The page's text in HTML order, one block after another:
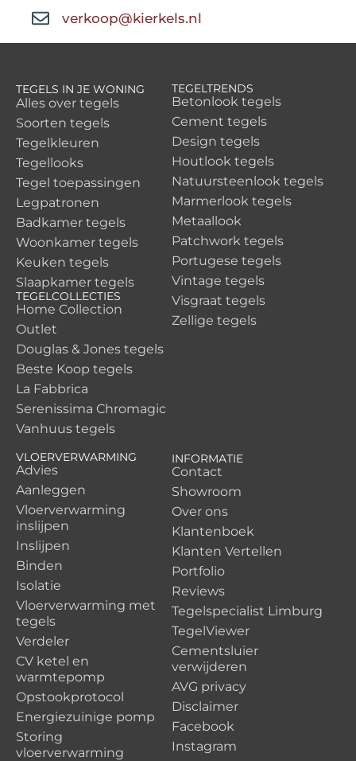
verkoop@kierkels.nl
TEGELS IN JE WONING
Alles over tegels
Soorten tegels
Tegelkleuren
Tegellooks
Tegel toepassingen
Legpatronen
Badkamer tegels
Woonkamer tegels
Keuken tegels
Slaapkamer tegels
TEGELCOLLECTIES
Home Collection
Outlet
Douglas & Jones tegels
Beste Koop tegels
La Fabbrica
Serenissima Chromagic
Vanhuus tegels
TEGELTRENDS
Betonlook tegels
Cement tegels
Design tegels
Houtlook tegels
Natuursteenlook tegels
Marmerlook tegels
Metaallook
Patchwork tegels
Portugese tegels
Vintage tegels
Visgraat tegels
Zellige tegels
VLOERVERWARMING
Advies
Aanleggen
Vloerverwarming
inslijpen
Inslijpen
Binden
Isolatie
Vloerverwarming met
tegels
Verdeler
CV ketel en
warmtepomp
Opstookprotocol
Energiezuinige pomp
Storing
vloerverwarming
INFORMATIE
Contact
Showroom
Over ons
Klantenboek
Klanten Vertellen
Portfolio
Reviews
Tegelspecialist Limburg
TegelViewer
Cementsluier
verwijderen
AVG privacy
Disclaimer
Facebook
Instagram